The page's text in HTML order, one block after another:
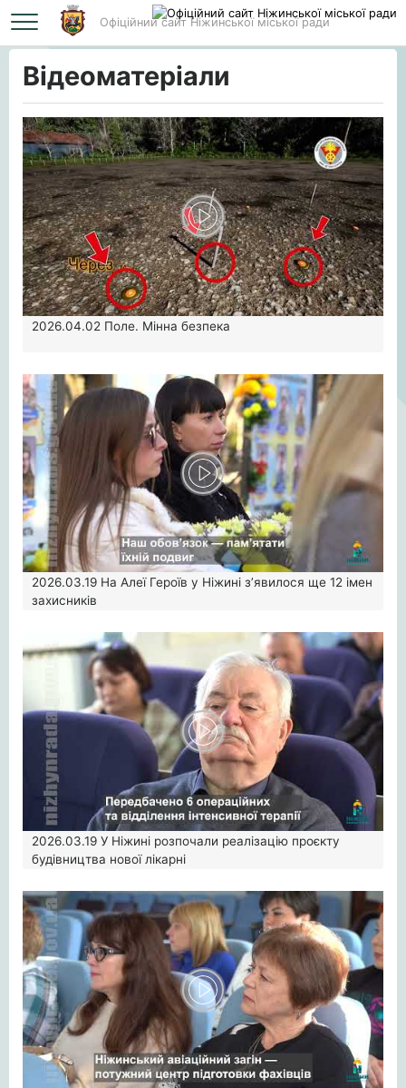
Офіційний сайт Ніжинської міської ради
Головна Відеоматеріали
Відеоматеріали
2026.04.02 Поле. Мінна безпека
2026.03.19 На Алеї Героїв у Ніжині з’явилося ще 12 імен
захисників
2026.03.19 У Ніжині розпочали реалізацію проєкту
будівництва нової лікарні